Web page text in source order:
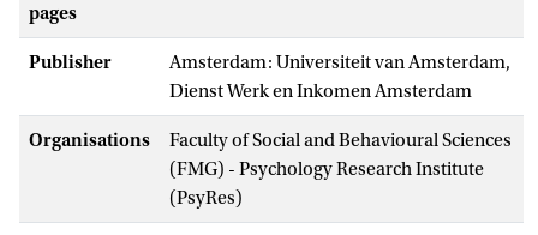
pages
Publisher
Amsterdam: Universiteit van Amsterdam,
Dienst Werk en Inkomen Amsterdam
Organisations
Faculty of Social and Behavioural Sciences
(FMG) - Psychology Research Institute
(PsyRes)